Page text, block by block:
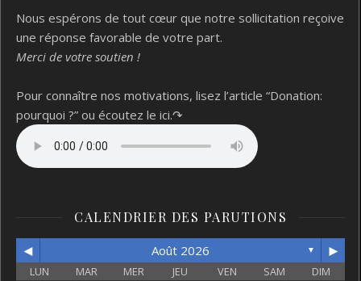
Nous espérons de tout cœur que notre sollicitation reçoive
une réponse favorable de votre part.
Merci de votre soutien !
Pour connaître nos motivations, lisez l’article “Donation:
pourquoi ?” ou écoutez le ici.↷
CALENDRIER DES PARUTIONS
◄ Août 2026 ▼ ►
LUN MAR MER JEU VEN SAM DIM